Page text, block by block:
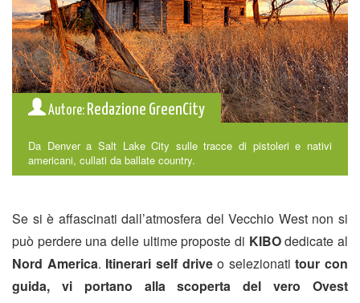
Autore: Redazione GreenCity
Da Denver a Salt Lake City sulle tracce di pistoleri e nativi
americani, cullati da ballate country.
Se si è affascinati dall’atmosfera del Vecchio West non si
può perdere una delle ultime proposte di KIBO dedicate al
Nord America. Itinerari self drive o selezionati tour con
guida, vi portano alla scoperta del vero Ovest